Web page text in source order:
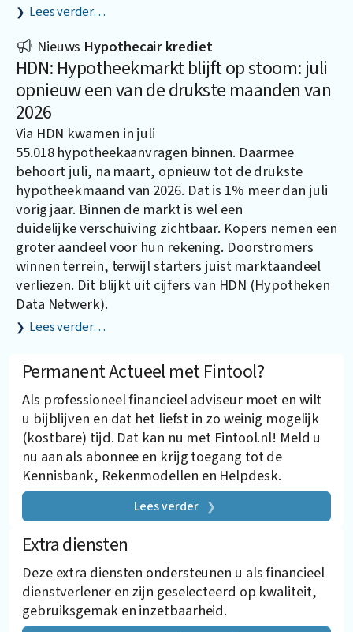
Lees verder…
Nieuws Hypothecair krediet
HDN: Hypotheekmarkt blijft op stoom: juli
opnieuw een van de drukste maanden van
2026
Via HDN kwamen in juli
55.018 hypotheekaanvragen binnen. Daarmee
behoort juli, na maart, opnieuw tot de drukste
hypotheekmaand van 2026. Dat is 1% meer dan juli
vorig jaar. Binnen de markt is wel een
duidelijke verschuiving zichtbaar. Kopers nemen een
groter aandeel voor hun rekening. Doorstromers
winnen terrein, terwijl starters juist marktaandeel
verliezen. Dit blijkt uit cijfers van HDN (Hypotheken
Data Netwerk).
Lees verder…
Permanent Actueel met Fintool?
Als professioneel financieel adviseur moet en wilt
u bijblijven en dat het liefst in zo weinig mogelijk
(kostbare) tijd. Dat kan nu met Fintool.nl! Meld u
nu aan als abonnee en krijg toegang tot de
Kennisbank, Rekenmodellen en Helpdesk.
Lees verder
Extra diensten
Deze extra diensten ondersteunen u als financieel
dienstverlener en zijn geselecteerd op kwaliteit,
gebruiksgemak en inzetbaarheid.